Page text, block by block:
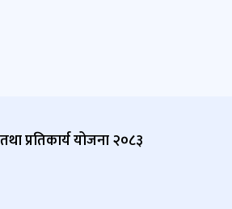
प्रतिकार्य योजना २०८३